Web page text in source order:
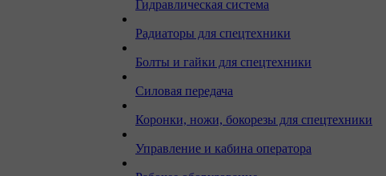
Гидравлическая система
Радиаторы для спецтехники
Болты и гайки для спецтехники
Силовая передача
Коронки, ножи, бокорезы для спецтехники
Управление и кабина оператора